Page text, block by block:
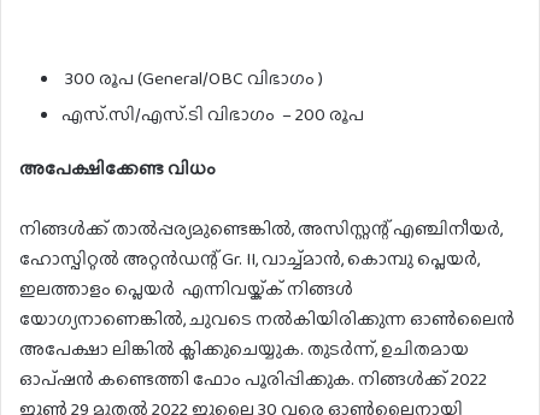
300 രൂപ (General/OBC വിഭാഗം )
എസ്‌.സി/എസ്‌.ടി വിഭാഗം – 200 രൂപ
അപേക്ഷിക്കേണ്ട വിധം
നിങ്ങൾക്ക് താൽപ്പര്യമുണ്ടെങ്കിൽ, അസിസ്റ്റന്റ് എഞ്ചിനീയർ,
ഹോസ്പിറ്റൽ അറ്റൻഡന്റ് Gr. II, വാച്ച്മാൻ, കൊമ്പു പ്ലെയർ,
ഇലത്താളം പ്ലെയർ എന്നിവയ്ക്ക് നിങ്ങൾ
യോഗ്യനാണെങ്കിൽ, ചുവടെ നൽകിയിരിക്കുന്ന ഓൺലൈൻ
അപേക്ഷാ ലിങ്കിൽ ക്ലിക്കുചെയ്യുക. തുടർന്ന്, ഉചിതമായ
ഓപ്ഷൻ കണ്ടെത്തി ഫോം പൂരിപ്പിക്കുക. നിങ്ങൾക്ക് 2022
ജൂൺ 29 മുതൽ 2022 ജൂലൈ 30 വരെ ഓൺലൈനായി